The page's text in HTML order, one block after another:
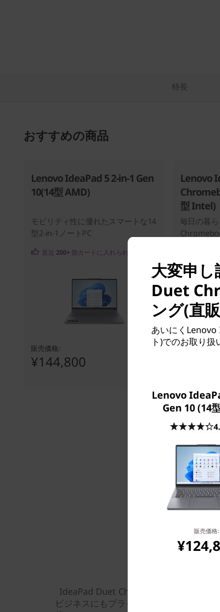
特長
おすすめの商品
Lenovo IdeaPad 5 2-in-1 Gen
10(14型 AMD)
モビリティ性に優れたスマートな14
型2-in-1ノートPC
直近 200+個カートに入れられました
販売価格:
¥144,800
Lenovo
型 Intel)
毎日の暮
販売価格:
IdeaPad Duet Chromebook は数秒で
ビジネスにもプライベートにもつかえま
大変申
Duet
ング(直
あいにく
ト)でのお取り
Lenovo
Gen 10 (14
販売価格: